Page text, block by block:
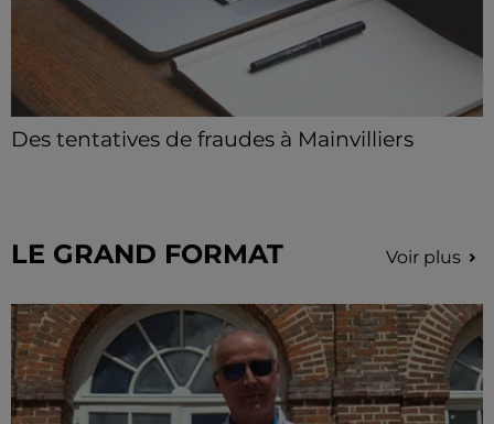
Des tentatives de fraudes à Mainvilliers
LE GRAND FORMAT Voir plus